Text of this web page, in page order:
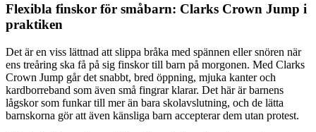
Flexibla finskor för småbarn: Clarks Crown Jump i
praktiken
Det är en viss lättnad att slippa bråka med spännen eller snören när
ens treåring ska få på sig finskor till barn på morgonen. Med Clarks
Crown Jump går det snabbt, bred öppning, mjuka kanter och
kardborreband som även små fingrar klarar. Det här är barnens
lågskor som funkar till mer än bara skolavslutning, och de lätta
barnskorna gör att även känsliga barn accepterar dem utan protest.